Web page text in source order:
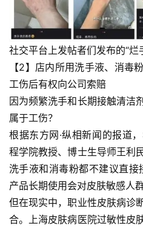
社交平台上发帖者们发布的“
【2】店内所用洗手液、消毒
工伤后有权向公司索赔
因为频繁洗手和长期接触清洁
属于工伤？
根据东方网·纵相新闻的报道
程学院教授、博士生导师王利
洗手液和消毒粉都不建议直接
产品长期使用会对皮肤敏感人
但在现实中，职业性皮肤病诊
合。上海皮肤病医院过敏性皮